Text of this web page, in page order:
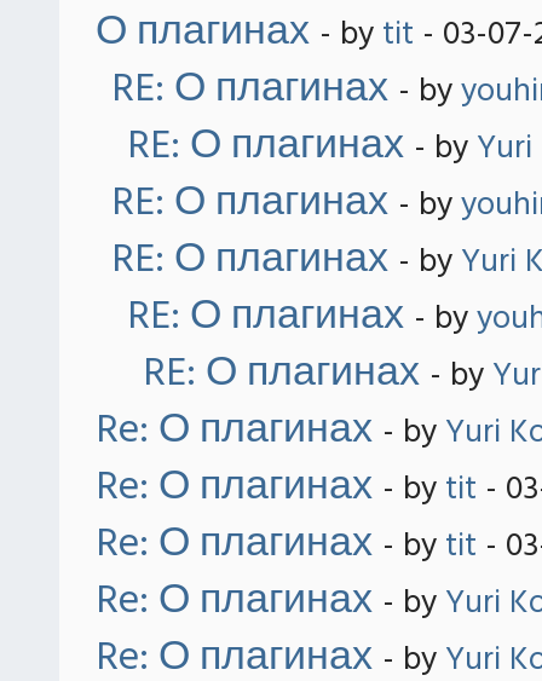
О плагинах - bytit - 03-07-
RE: О плагинах - by
RE: О плагинах - by
RE: О плагинах - by
RE: О плагинах - byYuri
RE: О плагинах - by
RE: О плагинах - by
Re: О плагинах - byYuri
Re: О плагинах - bytit -
Re: О плагинах - bytit -
Re: О плагинах - byYuri
Re: О плагинах - byYuri